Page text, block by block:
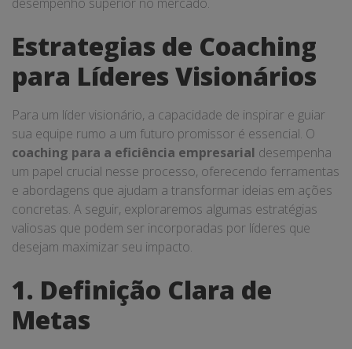
Estrategias de Coaching
para Líderes Visionários
Para um líder visionário, a capacidade de inspirar e guiar
sua equipe rumo a um futuro promissor é essencial. O
coaching para a eficiência empresarial desempenha
um papel crucial nesse processo, oferecendo ferramentas
e abordagens que ajudam a transformar ideias em ações
concretas. A seguir, exploraremos algumas estratégias
valiosas que podem ser incorporadas por líderes que
desejam maximizar seu impacto.
1. Definição Clara de
Metas